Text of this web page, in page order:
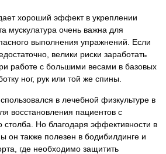
хороший эффект в укреплении
мускулатура очень важна для
выполнения упражнений. Если
велики риски заработать
работе с большими весами в базовых
ног, рук или той же спины.
в лечебной физкультуре в
восстановления пациентов с
столба. Но благодаря эффективности в
он также полезен в бодибилдинге и
где необходимо защитить